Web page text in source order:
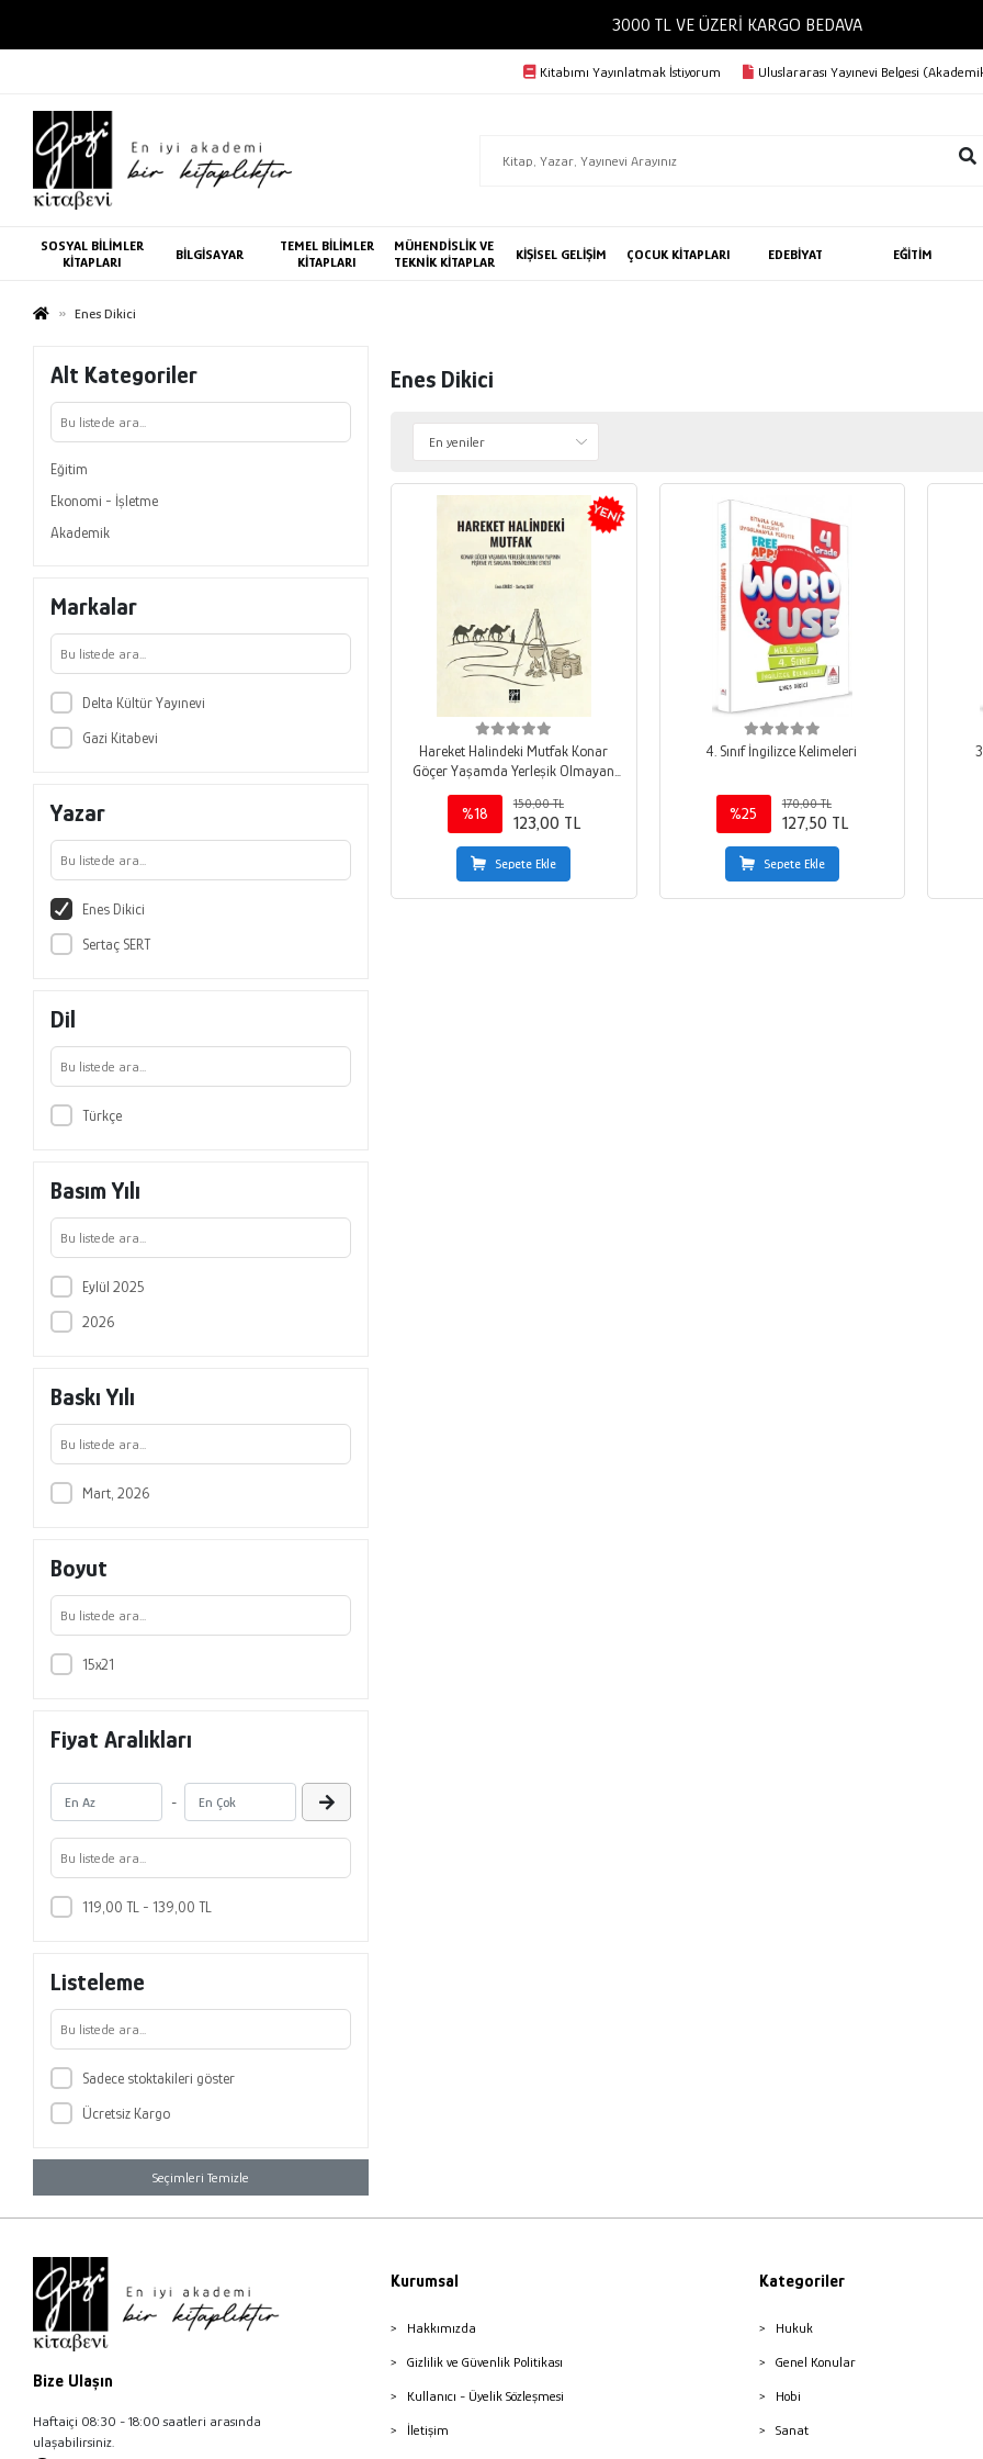
3000 TL VE ÜZERİ KARGO BEDAVA
Kitabımı Yayınlatmak İstiyorum Uluslararası Yayınevi Belgesi
SOSYAL BİLİMLER
KİTAPLARI
BİLGİSAYAR
TEMEL BİLİMLER
KİTAPLARI
MÜHENDİSLİK VE
TEKNİK KİTAPLAR
KİŞİSEL GELİŞİM ÇOCUK KİTAPLARI EDEBİYAT EĞİTİM
Enes Dikici
Alt Kategoriler
Eğitim
Ekonomi - İşletme
Akademik
Markalar
Delta Kültür Yayınevi
Gazi Kitabevi
Yazar
Enes Dikici
Sertaç SERT
Dil
Türkçe
Basım Yılı
Eylül 2025
2026
Baskı Yılı
Mart, 2026
Boyut
15x21
Fiyat Aralıkları
-
119,00 TL - 139,00 TL
Listeleme
Sadece stoktakileri göster
Ücretsiz Kargo
Seçimleri Temizle
Enes Dikici
Hareket Halindeki Mutfak Konar
Göçer Yaşamda Yerleşik Olmayan
Yapının Pişirme Ve Saklama
Tekniklerine Etkisi
%18
150,00 TL
123,00 TL
Sepete Ekle
4. Sınıf İngilizce Kelimeleri
%25
170,00 TL
127,50 TL
Sepete Ekle
Bize Ulaşın
Haftaiçi 08:30 - 18:00 saatleri arasında
ulaşabilirsiniz.
Kurumsal
Hakkımızda
Gizlilik ve Güvenlik Politikası
Kullanıcı - Üyelik Sözleşmesi
İletişim
Kategoriler
Hukuk
Genel Konular
Hobi
Sanat